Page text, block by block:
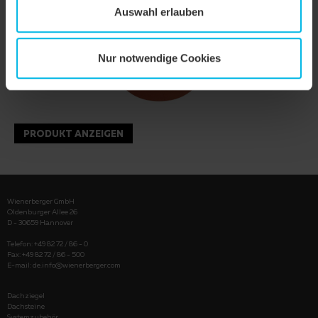
Auswahl erlauben
Nur notwendige Cookies
PRODUKT ANZEIGEN
Wienerberger GmbH
Oldenburger Allee 26
D - 30659 Hannover
Telefon: +49 82 72 / 86 - 0
Fax: +49 82 72 / 86 - 500
E-mail: de.info@wienerberger.com
Dachziegel
Dachsteine